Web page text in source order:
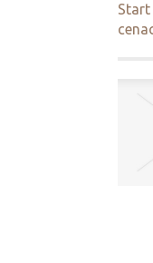
Start